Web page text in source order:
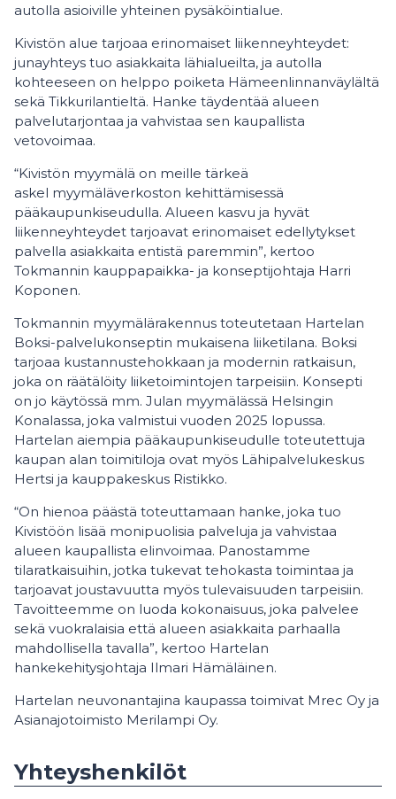
autolla asioiville yhteinen pysäköintialue.
Kivistön alue tarjoaa erinomaiset liikenneyhteydet:
junayhteys tuo asiakkaita lähialueilta, ja autolla
kohteeseen on helppo poiketa Hämeenlinnanväylältä
sekä Tikkurilantieltä. Hanke täydentää alueen
palvelutarjontaa ja vahvistaa sen kaupallista
vetovoimaa.
“Kivistön myymälä on meille tärkeä
askel myymäläverkoston kehittämisessä
pääkaupunkiseudulla. Alueen kasvu ja hyvät
liikenneyhteydet tarjoavat erinomaiset edellytykset
palvella asiakkaita entistä paremmin”, kertoo
Tokmannin kauppapaikka- ja konseptijohtaja Harri
Koponen.
Tokmannin myymälärakennus toteutetaan Hartelan
Boksi-palvelukonseptin mukaisena liiketilana. Boksi
tarjoaa kustannustehokkaan ja modernin ratkaisun,
joka on räätälöity liiketoimintojen tarpeisiin. Konsepti
on jo käytössä mm. Julan myymälässä Helsingin
Konalassa, joka valmistui vuoden 2025 lopussa.
Hartelan aiempia pääkaupunkiseudulle toteutettuja
kaupan alan toimitiloja ovat myös Lähipalvelukeskus
Hertsi ja kauppakeskus Ristikko.
“On hienoa päästä toteuttamaan hanke, joka tuo
Kivistöön lisää monipuolisia palveluja ja vahvistaa
alueen kaupallista elinvoimaa. Panostamme
tilaratkaisuihin, jotka tukevat tehokasta toimintaa ja
tarjoavat joustavuutta myös tulevaisuuden tarpeisiin.
Tavoitteemme on luoda kokonaisuus, joka palvelee
sekä vuokralaisia että alueen asiakkaita parhaalla
mahdollisella tavalla”, kertoo Hartelan
hankekehitysjohtaja Ilmari Hämäläinen.
Hartelan neuvonantajina kaupassa toimivat Mrec Oy ja
Asianajotoimisto Merilampi Oy.
Yhteyshenkilöt